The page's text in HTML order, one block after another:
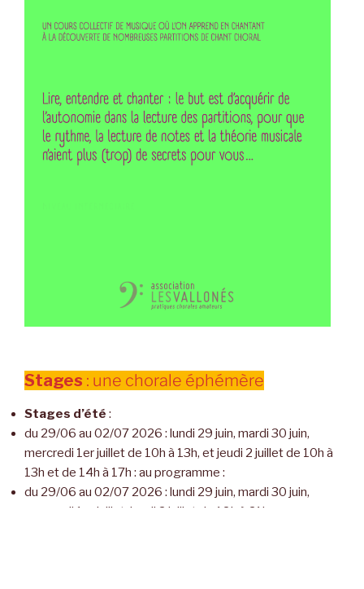
Stages : une chorale éphémère
Stages d’été :
du 29/06 au 02/07 2026 : lundi 29 juin, mardi 30 juin,
mercredi 1er juillet de 10h à 13h, et jeudi 2 juillet de 10h à
13h et de 14h à 17h : au programme :
du 29/06 au 02/07 2026 : lundi 29 juin, mardi 30 juin,
mercredi 1er juillet, jeudi 2 juillet de 18h à 21h : au